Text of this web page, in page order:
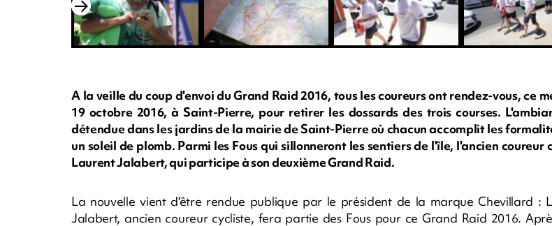
A la veille du coup d'envoi du Grand Raid 2016, tous les coureurs ont rendez-vous, ce
19 octobre 2016, à Saint-Pierre, pour retirer les dossards des trois courses.
détendue dans les jardins de la mairie de Saint-Pierre où chacun accomplit les
un soleil de plomb. Parmi les Fous qui sillonneront les sentiers de l'île, l'ancien coureur
Laurent Jalabert, qui participe à son deuxième Grand Raid.
La nouvelle vient d'être rendue publique par le président de la marque Chevillard :
Jalabert, ancien coureur cycliste, fera partie des Fous pour ce Grand Raid 2016.